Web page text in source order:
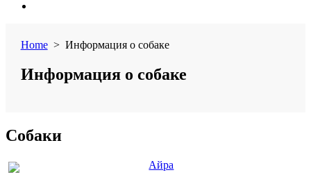
Home> Информация о собаке
Информация о собаке
Собаки
Айра